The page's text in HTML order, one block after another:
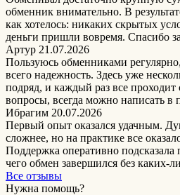
обменник внимательно. В
как хотелось: никаких скрытых
деньги пришли вовремя. Спасибо
Артур 21.07.2026
Пользуюсь обменниками
всего надежность. Здесь уже
подряд, и каждый раз все
вопросы, всегда можно написать
Ибрагим 20.07.2026
Первый опыт оказался удачным.
сложнее, но на практике все
Поддержка оперативно подсказала
чего обмен завершился без каких-
Все отзывы
Нужна помощь?